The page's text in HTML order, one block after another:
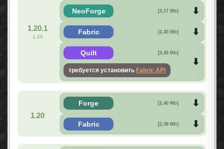
1.20.1
1.20
NeoForge [3,17 Mb]
Fabric [2,45 Mb]
Quilt [3,45 Mb]
требуется установить Fabric API
1.20
Forge [2,40 Mb]
Fabric [2,38 Mb]